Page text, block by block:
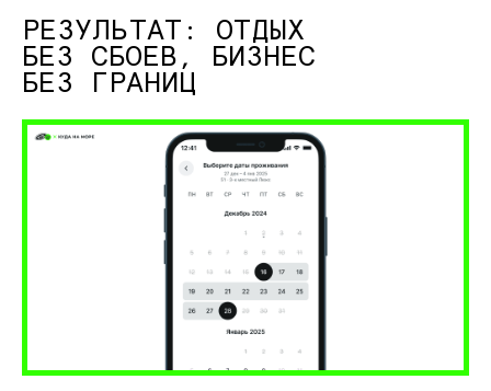
РЕЗУЛЬТАТ: ОТДЫХ
БЕЗ СБОЕВ, БИЗНЕС
БЕЗ ГРАНИЦ